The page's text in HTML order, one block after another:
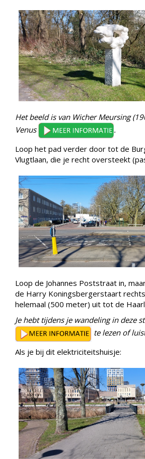
Het beeld is van Wicher Meursing
Venus
.
Loop het pad verder door tot de
Vlugtlaan, die je recht oversteekt
Loop de Johannes Poststraat in,
de Harry Koningsbergerstaart
helemaal (500 meter) uit tot de
Je hebt tijdens je wandeling in deze
te lezen of
Als je bij dit elektriciteitshuisje: